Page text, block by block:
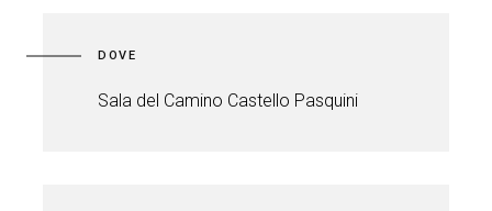
DOVE
Sala del Camino Castello Pasquini